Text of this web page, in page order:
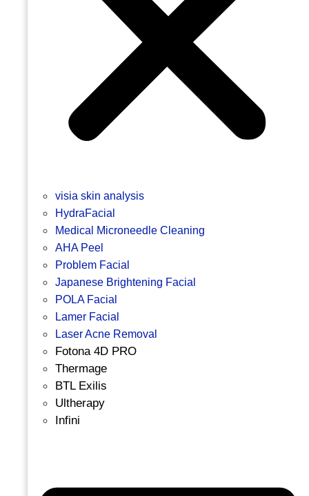
visia skin analysis
HydraFacial
Medical Microneedle Cleaning
AHA Peel
Problem Facial
Japanese Brightening Facial
POLA Facial
Lamer Facial
Laser Acne Removal
Fotona 4D PRO
Thermage
BTL Exilis
Ultherapy
Infini